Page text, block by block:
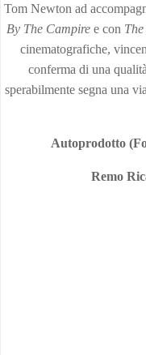
Tom Newton ad
By The Campire e con
cinematografiche,
conferma di una
sperabilmente segna una
Autoprodotto
Remo